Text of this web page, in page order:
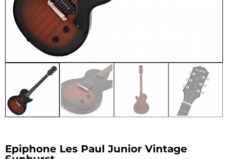
Epiphone Les Paul Junior Vintage